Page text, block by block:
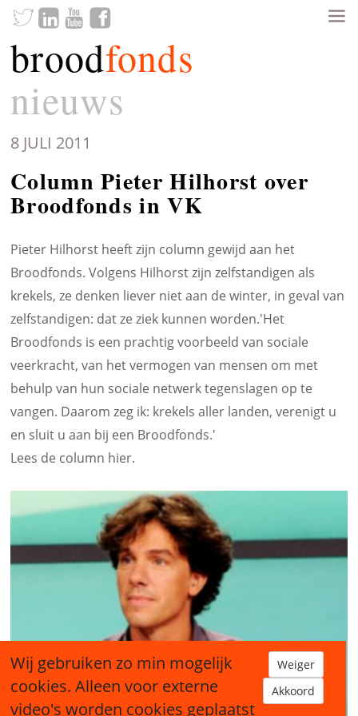
broodfonds
nieuws
8 JULI 2011
Column Pieter Hilhorst over
Broodfonds in VK
Pieter Hilhorst heeft zijn column gewijd aan het
Broodfonds. Volgens Hilhorst zijn zelfstandigen als
krekels, ze denken liever niet aan de winter, in geval van
zelfstandigen: dat ze ziek kunnen worden.'Het
Broodfonds is een prachtig voorbeeld van sociale
veerkracht, van het vermogen van mensen om met
behulp van hun sociale netwerk tegenslagen op te
vangen. Daarom zeg ik: krekels aller landen, verenigt u
en sluit u aan bij een Broodfonds.'
Lees de column hier.
Wij gebruiken zo min mogelijk
cookies. Alleen voor externe
video's worden cookies geplaatst
Weiger
Akkoord